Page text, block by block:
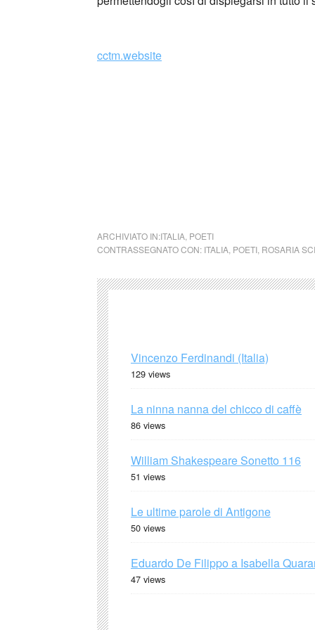
cctm.website
ARCHIVIATO IN:ITALIA POETI
CONTRASSEGNATO CON: ITALIA POETI ROSARIA
Vincenzo Ferdinandi (Italia)
129 views
La ninna nanna del chicco di caffè
86 views
William Shakespeare Sonetto 116
51 views
Le ultime parole di Antigone
50 views
Eduardo De Filippo a Isabella
47 views